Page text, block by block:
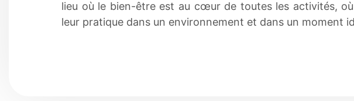
lieu où le bien-être est au cœur de toutes les activités,
leur pratique dans un environnement et dans un moment